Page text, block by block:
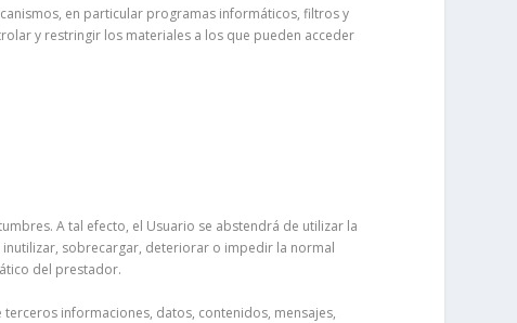
en particular programas informáticos, filtros y
y restringir los materiales a los que pueden acceder
A tal efecto, el Usuario se abstendrá de utilizar la
sobrecargar, deteriorar o impedir la normal
del prestador.
informaciones, datos, contenidos, mensajes,